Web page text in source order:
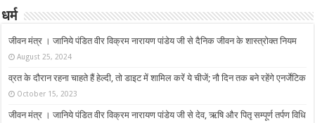
धर्म
जीवन मंत्र । जानिये पंडित वीर विक्रम नारायण पांडेय जी से दैनिक जीवन के शास्त्रोक्त नियम
August 25, 2024
व्रत के दौरान रहना चाहते हैं हेल्दी, तो डाइट में शामिल करें ये चीजें; नौ दिन तक बने रहेंगे एनर्जेटिक
October 15, 2023
जीवन मंत्र । जानिये पंडित वीर विक्रम नारायण पांडेय जी से देव, ऋषि और पितृ सम्पूर्ण तर्पण विधि